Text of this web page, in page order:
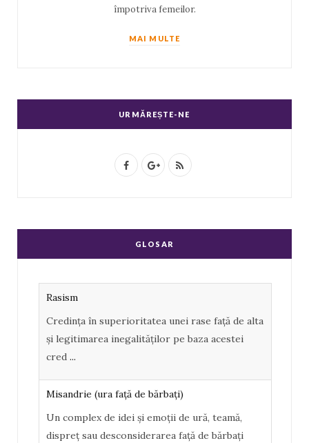
împotriva femeilor.
MAI MULTE
URMĂREȘTE-NE
F
b
o
G
l
e
R
GLOSAR
Rasism
Credința în superioritatea unei rase față de alta
și legitimarea inegalităților pe baza acestei
cred ...
Misandrie (ura faţă de bărbaţi)
Un complex de idei şi emoţii de ură, teamă,
dispreţ sau desconsiderarea faţă de bărbaţi